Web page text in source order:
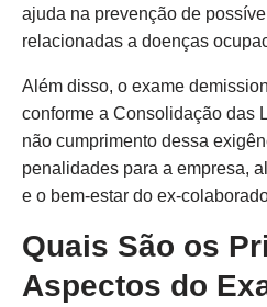
ajuda na prevenção de
relacionadas a doenças
Além disso, o exame
conforme a Consolidação das
não cumprimento dessa
penalidades para a empresa,
e o bem-estar do ex-
Quais São os
Aspectos do